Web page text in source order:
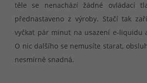
těle se nenachází žádné ovládací
přednastaveno z výroby. Stačí tak
vyčkat pár minut na usazení e-liquidu
O nic dalšího se nemusíte starat,
nesmírně snadná.